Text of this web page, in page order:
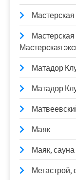
Мастерская
Мастерская
Матадор
Матадор
Маяк
Маяк, сауна
Мегастрой,